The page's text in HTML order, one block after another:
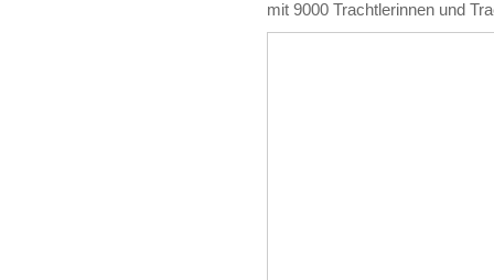
mit 9000 Trachtlerinnen und